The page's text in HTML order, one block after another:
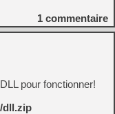
1 commentaire
pour fonctionner!
dll.zip